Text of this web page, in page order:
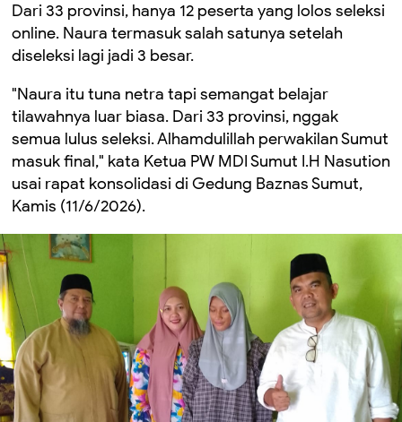
Dari 33 provinsi, hanya 12 peserta yang lolos seleksi
online. Naura termasuk salah satunya setelah
diseleksi lagi jadi 3 besar.
"Naura itu tuna netra tapi semangat belajar
tilawahnya luar biasa. Dari 33 provinsi, nggak
semua lulus seleksi. Alhamdulillah perwakilan Sumut
masuk final," kata Ketua PW MDI Sumut I.H Nasution
usai rapat konsolidasi di Gedung Baznas Sumut,
Kamis (11/6/2026).